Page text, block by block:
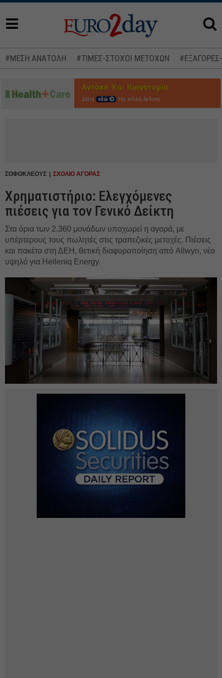
#ΜΕΣΗ ΑΝΑΤΟΛΗ #ΤΙΜΕΣ-ΣΤΟΧΟΙ ΜΕΤΟΧΩΝ
Δείτε εδώ την ειδική έκδοση
ΣΟΦΟΚΛΕΟΥΣ ΣΧΟΛΙΟ ΑΓΟΡΑΣ
Χρηματιστήριο: Ελεγχόμενες
πιέσεις για τον Γενικό Δείκτη
Στα όρια των 2.360 μονάδων υποχωρεί η αγορά, με
υπέρτερους τους πωλητές στις τραπεζικές μετοχές. Πιέσεις
και πακέτα στη ΔΕΗ, θετική διαφοροποίηση από Allwyn, νέο
υψηλό για Helleniq Energy.